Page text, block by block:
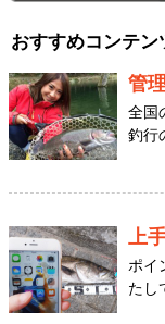
おすすめコンテン
管
全国
釣行
上
ポイ
たし